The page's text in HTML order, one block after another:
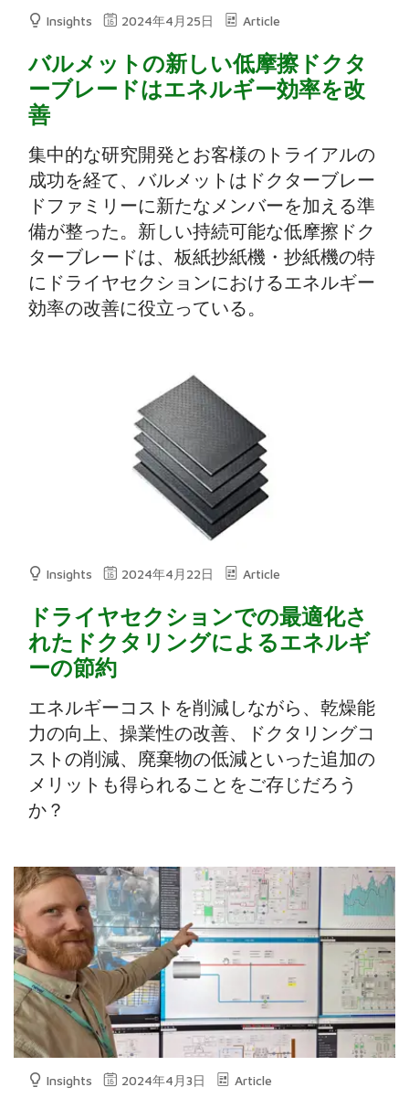
Insights 2024年4月25日 Article
バルメットの新しい低摩擦ドクタ
ーブレードはエネルギー効率を改
善
集中的な研究開発とお客様のトライアルの
成功を経て、バルメットはドクターブレー
ドファミリーに新たなメンバーを加える準
備が整った。新しい持続可能な低摩擦ドク
ターブレードは、板紙抄紙機・抄紙機の特
にドライヤセクションにおけるエネルギー
効率の改善に役立っている。
Insights 2024年4月22日 Article
ドライヤセクションでの最適化さ
れたドクタリングによるエネルギ
ーの節約
エネルギーコストを削減しながら、乾燥能
力の向上、操業性の改善、ドクタリングコ
ストの削減、廃棄物の低減といった追加の
メリットも得られることをご存じだろう
か？
Insights 2024年4月3日 Article